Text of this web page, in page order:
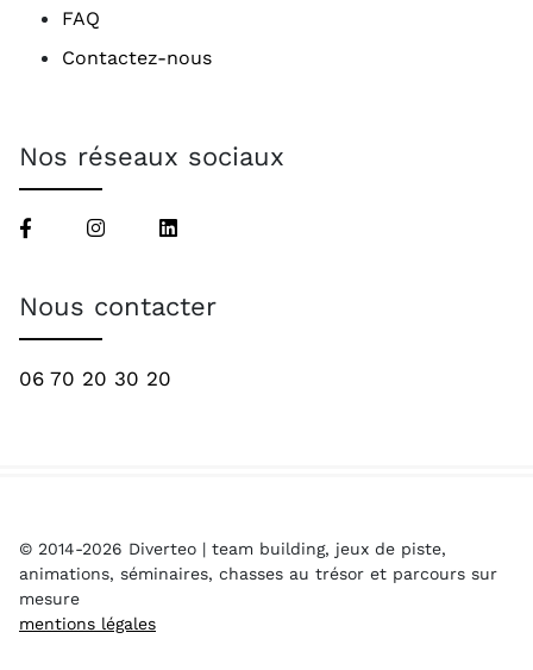
FAQ
Contactez-nous
Nos réseaux sociaux
Nous contacter
06 70 20 30 20
© 2014-2026 Diverteo | team building, jeux de piste,
animations, séminaires, chasses au trésor et parcours sur
mesure
mentions légales